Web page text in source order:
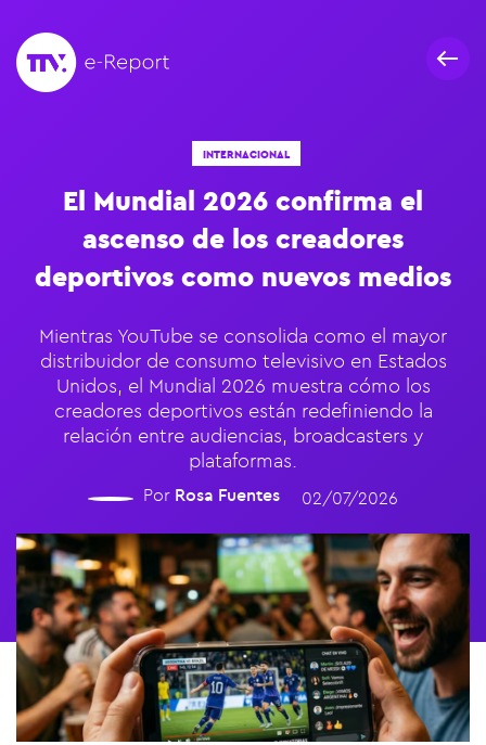
INTERNACIONAL
El Mundial 2026 confirma el
ascenso de los creadores
deportivos como nuevos medios
Mientras YouTube se consolida como el mayor
distribuidor de consumo televisivo en Estados
Unidos, el Mundial 2026 muestra cómo los
creadores deportivos están redefiniendo la
relación entre audiencias, broadcasters y
plataformas.
Por Rosa Fuentes 02/07/2026